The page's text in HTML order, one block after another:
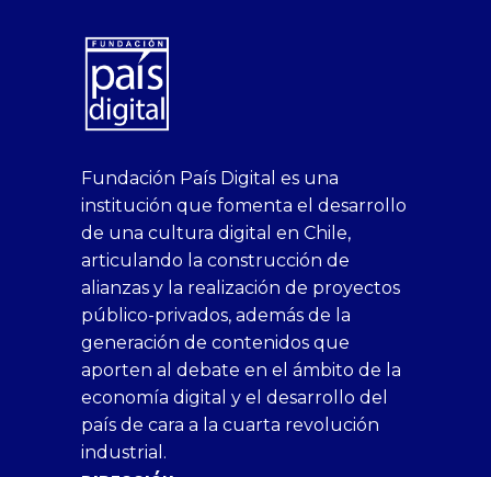
1xbet
canlı
casino
siteleri
bedava
bonus
veren
siteler
1xbet
deneme
bonusu
siteleri
deneme
bonusu
Sikis
siteleri
bonusu
veren
siteler
casino
siteleri
1win
xslot
sahabet
giriş
1xbet
giriş
tarafbet
giriş
bonusu
veren
siteler
deneme
bonusu
Deneme
bonusu
veren
siteler
escort
casino
siteleri
bonusu
bahis
siteleri
Hot
Couple
xxx
homemade
porn
on
webcam
Cumshots
Tits
Free
Amateur
yenigiris.com
Giriş
bonusu
veren
siteler
deneme
bonusu
veren
siteler
Fundación País Digital es una
institución que fomenta el desarrollo
de una cultura digital en Chile,
articulando la construcción de
alianzas y la realización de proyectos
público-privados, además de la
generación de contenidos que
aporten al debate en el ámbito de la
economía digital y el desarrollo del
país de cara a la cuarta revolución
industrial.